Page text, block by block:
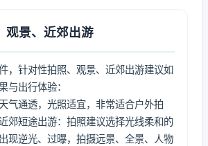
观景、近郊出游
，针对性拍照、观景、近郊出游建议如
与出行体验：
气通透，光照适宜，非常适合户外拍
郊短途出游：拍照建议选择光线柔和的
现逆光、过曝，拍摄远景、全景、人物